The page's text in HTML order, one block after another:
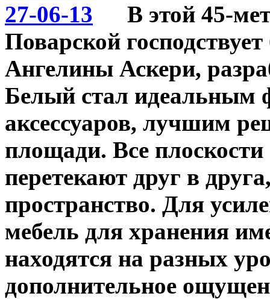
В этой 45-
Поварской
Ангелины Аскери,
Белый стал идеальным
аксессуаров, лучшим
площади. Все
перетекают друг в
пространство. Для
мебель для хранения
находятся на разных
дополнительное